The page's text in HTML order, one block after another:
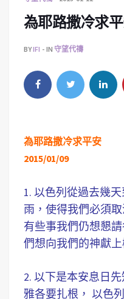
為耶路撒冷求
BYIFI IN 守望代禱
為耶路撒冷求平安
2015/01/09
1. 以色列從過去幾
雨，使得我們必須
有些事我們仍想懇
們想向我們的神獻上
2. 以下是本安息日
雅各要扎根， 以色